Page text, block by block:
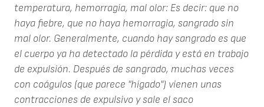
temperatura, hemorragia, mal olor: Es decir: que no
haya fiebre, que no haya hemorragia, sangrado sin
mal olor. Generalmente, cuando hay sangrado es que
el cuerpo ya ha detectado la pérdida y está en trabajo
de expulsión. Después de sangrado, muchas veces
con coágulos (que parece "hígado") vienen unas
contracciones de expulsivo y sale el saco